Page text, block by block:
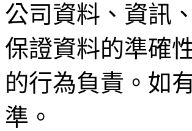
公司資料、資訊
保證資料的準確
的行為負責。如
準。